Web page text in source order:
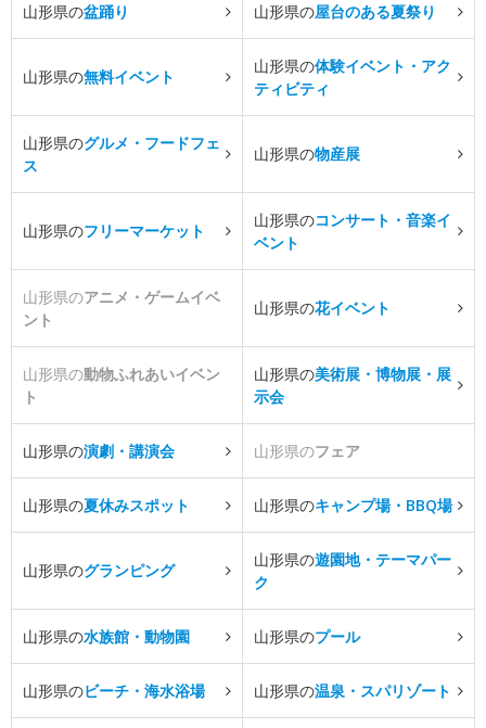
山形県の盆踊り 山形県の屋台のある夏祭り
山形県の無料イベント
山形県の体験イベント・アク
ティビティ
山形県のグルメ・フードフェ
ス
山形県の物産展
山形県のフリーマーケット
山形県のコンサート・音楽イ
ベント
山形県のアニメ・ゲームイベ
ント
山形県の花イベント
山形県の動物ふれあいイベン
ト
山形県の美術展・博物展・展
示会
山形県の演劇・講演会 山形県のフェア
山形県の夏休みスポット 山形県のキャンプ場・BBQ場
山形県のグランピング
山形県の遊園地・テーマパー
ク
山形県の水族館・動物園 山形県のプール
山形県のビーチ・海水浴場 山形県の温泉・スパリゾート